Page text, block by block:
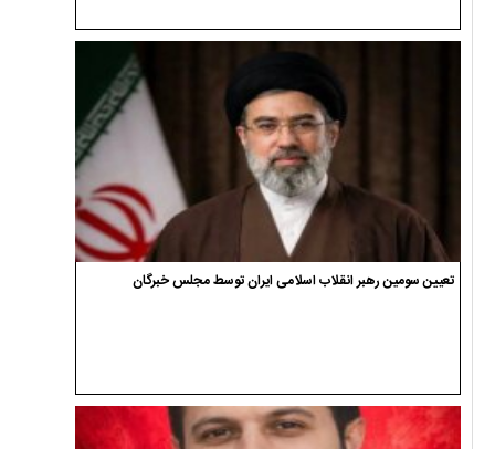
تعیین سومین رهبر انقلاب اسلامی ایران توسط مجلس خبرگان